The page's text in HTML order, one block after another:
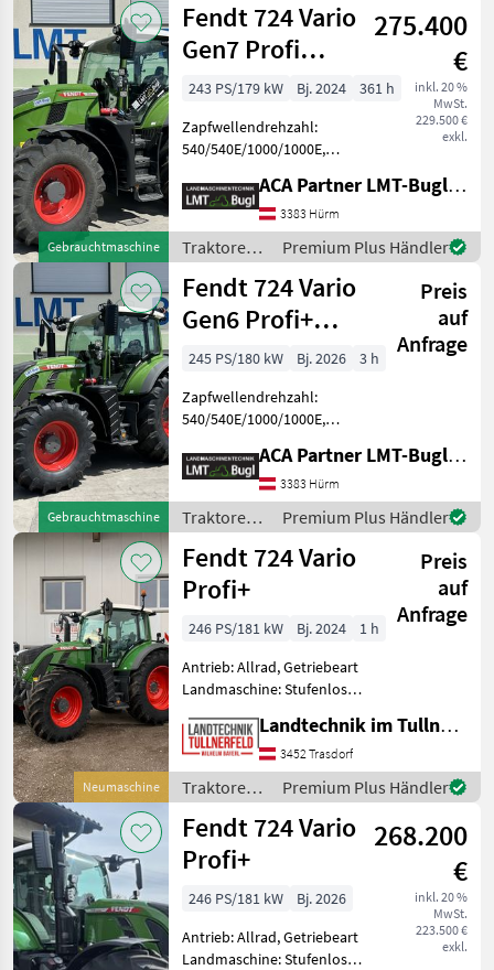
Gebrauchtmaschine
Fendt 724 Vario
Gen7 Profi
Setting 2
275.400
€
inkl. 20 %
MwSt.
229.500 €
exkl.
243 PS/179 kW Bj. 2024
361 h
Zapfwellendrehzahl:
540/540E/1000/1000E,
Anhängevorrichtung (mm):
38mm, Aufladung:
Turbolader mit
Ladeluftkühlung,
Höchstgeschwindigkeit in
km/h: 50 km/h, Ge
ACA Partner LMT-Bugl GmbH
3383 Hürm
Traktoren /
Fendt
Premium Plus Händler
Gebrauchtmaschine
Fendt 724 Vario
Gen6 Profi+
Setting2
Preis
auf
Anfrage
245 PS/180 kW Bj. 2026
3 h
Zapfwellendrehzahl:
540/540E/1000/1000E,
Anhängevorrichtung (mm):
38mm, Aufladung:
Turbolader mit
Ladeluftkühlung,
Höchstgeschwindigkeit in
km/h: 50 km/h, Ge
ACA Partner LMT-Bugl GmbH
3383 Hürm
Traktoren /
Fendt
Premium Plus Händler
Neumaschine
Fendt 724 Vario
Profi+
Preis
auf
Anfrage
246 PS/181 kW Bj. 2024
1 h
Antrieb: Allrad, Getriebeart
Landmaschine: Stufenloses
Zapfwellendrehzahl:
540/540E/1000/1000E,
Höchstgeschwindigkeit in
km/h: 50 km/h, Aufla
Landtechnik im Tullnerfeld Wilhelm Bayerl GmbH
3452 Trasdorf
Traktoren /
Fendt
Premium Plus Händler
Fendt 724 Vario
Profi+
268.200
€
inkl. 20 %
MwSt.
223.500 €
exkl.
246 PS/181 kW
Bj. 2026
Antrieb: Allrad, Getriebeart
Landmaschine: Stufenloses